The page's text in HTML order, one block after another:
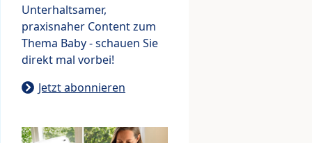
Unterhaltsamer,
praxisnaher Content zum
Thema Baby - schauen Sie
direkt mal vorbei!
Jetzt abonnieren